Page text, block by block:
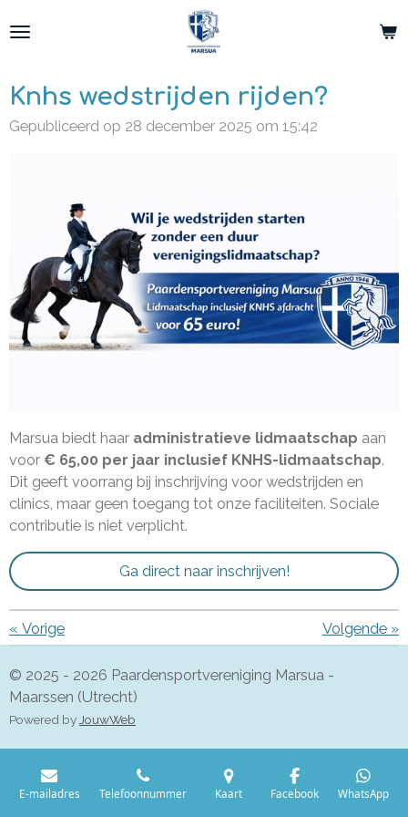
direct
de
hoofdinhoud
Knhs wedstrijden rijden?
Gepubliceerd op 28 december 2025 om 15:42
Marsua biedt haar administratieve lidmaatschap aan
voor € 65,00 per jaar inclusief KNHS-lidmaatschap.
Dit geeft voorrang bij inschrijving voor wedstrijden en
clinics, maar geen toegang tot onze faciliteiten. Sociale
contributie is niet verplicht.
Ga direct naar inschrijven!
« Vorige Volgende »
© 2025 - 2026 Paardensportvereniging Marsua -
Maarssen (Utrecht)
Powered by JouwWeb
E-mailadres Telefoonnummer Kaart Facebook WhatsApp